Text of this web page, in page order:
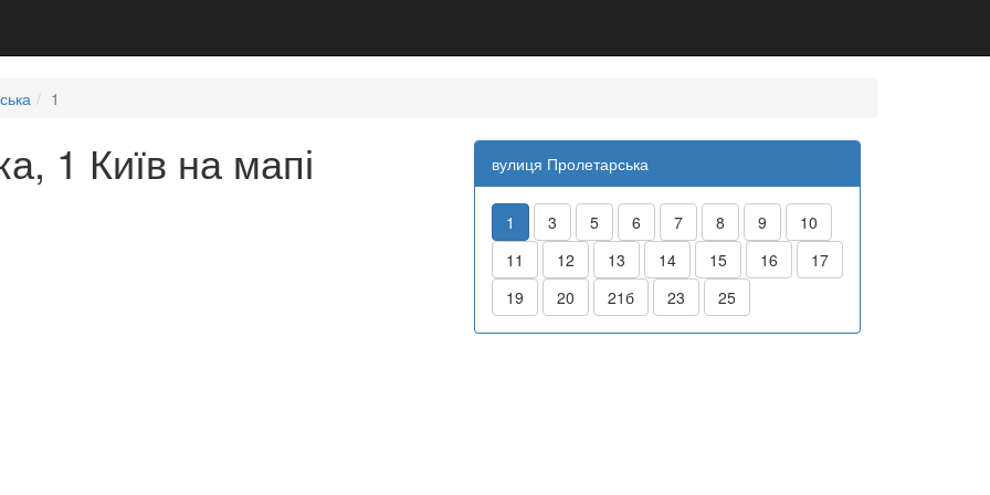
1
1 Київ на мапі вулиця Пролетарська
1 3 5 6 7 8 9
10
11
12 13 14 15 16
17
19
20 21б 23 25